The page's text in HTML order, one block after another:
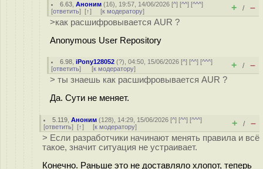
6.63 ,Аноним (16), 19:57, 14/06/2026 [^] [^^] [^^^]
[ответить] [↑] [к модератору] + / –
>как расшифровывается AUR ?
Anonymous User Repository
6.98 ,iPony128052 (?), 04:50, 15/06/2026 [^] [^^] [^^^]
[ответить] [к модератору] + / –
> ты знаешь как расшифровывается AUR ?
Да. Сути не меняет.
5.119 ,Аноним (128), 14:29, 15/06/2026 [^] [^^] [^^^]
[ответить] [↑] [к модератору] + / –
> Если разработчики начинают менять правила и всё
такое, значит ситуация не устраивает.
Конечно. Раньше это не доставляло хлопот, теперь